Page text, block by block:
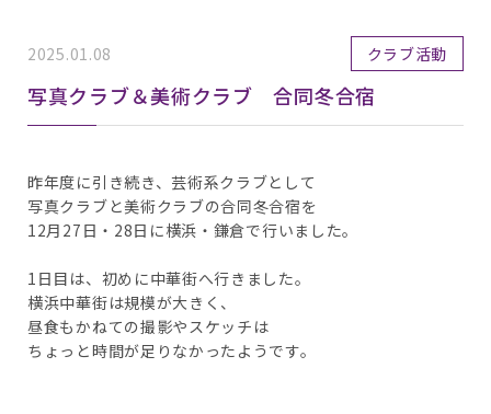
2025.01.08 クラブ活動
写真クラブ＆美術クラブ 合同冬合宿
昨年度に引き続き、芸術系クラブとして
写真クラブと美術クラブの合同冬合宿を
12月27日・28日に横浜・鎌倉で行いました。
1日目は、初めに中華街へ行きました。
横浜中華街は規模が大きく、
昼食もかねての撮影やスケッチは
ちょっと時間が足りなかったようです。